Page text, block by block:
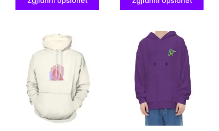
shumëngjyrësh për burra
me kapuç shumëngjyrësh